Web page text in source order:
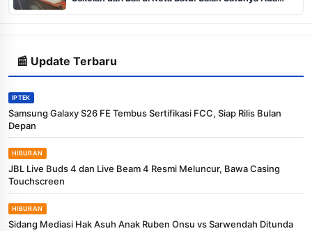
📰 Update Terbaru
IPTEK
Samsung Galaxy S26 FE Tembus Sertifikasi FCC, Siap Rilis Bulan
Depan
HIBURAN
JBL Live Buds 4 dan Live Beam 4 Resmi Meluncur, Bawa Casing
Touchscreen
HIBURAN
Sidang Mediasi Hak Asuh Anak Ruben Onsu vs Sarwendah Ditunda